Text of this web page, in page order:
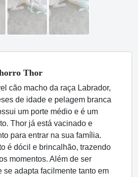
Thor
cão macho da raça Labrador,
de idade e pelagem branca
um porte médio e é um
Thor já está vacinado e
para entrar na sua família.
é dócil e brincalhão, trazendo
momentos. Além de ser
se adapta facilmente tanto em